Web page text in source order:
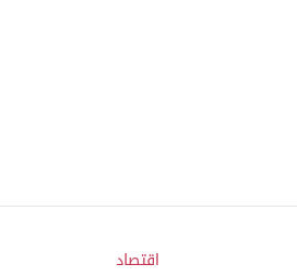
اقتصاد